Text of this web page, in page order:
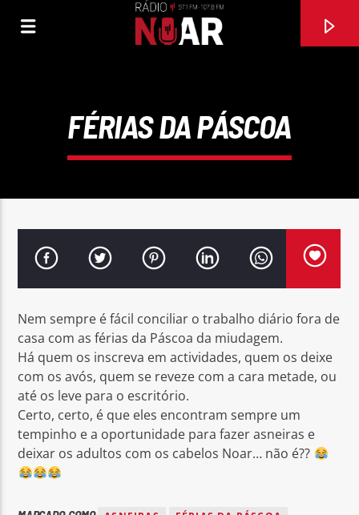
TRAGO-TE NO CORAÇÃO
CONJUNTO MUSICAL IRMÃOS LEAIS
Rádio No ar
FÉRIAS DA PÁSCOA
Nem sempre é fácil conciliar o trabalho diário fora de
casa com as férias da Páscoa da miudagem.
Há quem os inscreva em actividades, quem os deixe
com os avós, quem se reveze com a cara metade, ou
até os leve para o escritório.
Certo, certo, é que eles encontram sempre um
tempinho e a oportunidade para fazer asneiras e
deixar os adultos com os cabelos Noar… não é??